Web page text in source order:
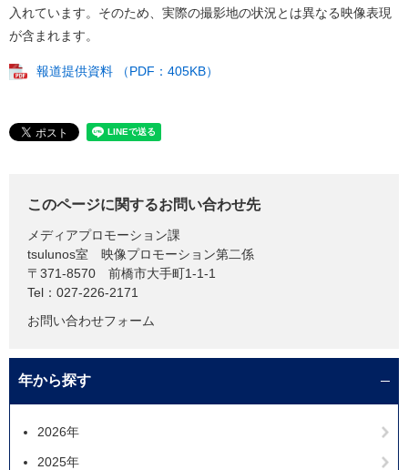
入れています。そのため、実際の撮影地の状況とは異なる映像表現
が含まれます。​
報道提供資料 （PDF：405KB）
このページに関するお問い合わせ先
メディアプロモーション課
tsulunos室 映像プロモーション第二係
〒371-8570
前橋市大手町1-1-1
Tel：027-226-2171
お問い合わせフォーム
年から探す
2026年
2025年